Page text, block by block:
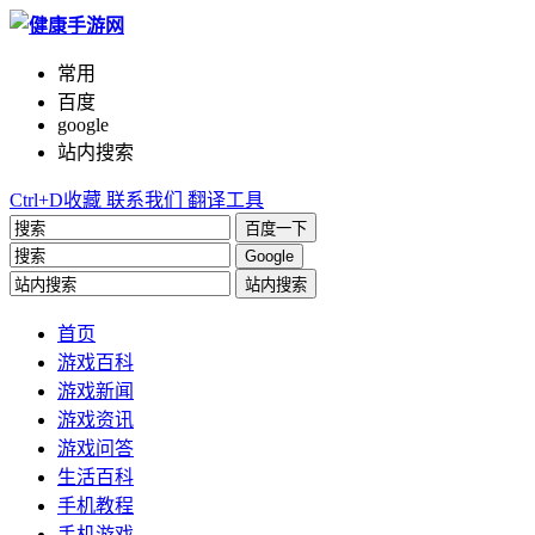
常用
百度
google
站内搜索
Ctrl+D收藏 联系我们 翻译工具
百度一下
Google
站内搜索
首页
游戏百科
游戏新闻
游戏资讯
游戏问答
生活百科
手机教程